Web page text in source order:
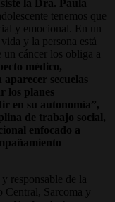
la Dra. Paula
tenemos que
y emocional. En un
y la persona está
cáncer los obliga a
médico,
secuelas
los planes
en su autonomía”,
de trabajo social,
enfocado a
responsable de la
Sarcoma y